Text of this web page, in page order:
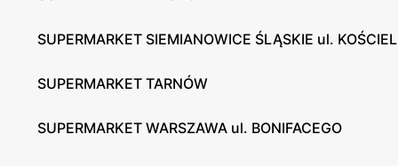
SUPERMARKET SIEMIANOWICE ŚLĄSKIE ul.
SUPERMARKET TARNÓW
SUPERMARKET WARSZAWA ul. BONIFACEGO